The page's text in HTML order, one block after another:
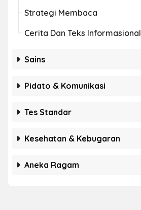
Strategi Membaca
Cerita Dan Teks Informasional
Sains
Pidato & Komunikasi
Tes Standar
Kesehatan & Kebugaran
Aneka Ragam